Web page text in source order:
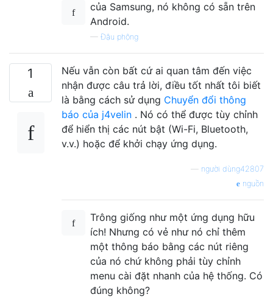
của Samsung, nó không có sẵn trên
Android.
— Đậu phộng
1
Nếu vẫn còn bất cứ ai quan tâm đến việc
nhận được câu trả lời, điều tốt nhất tôi biết
là bằng cách sử dụng Chuyển đổi thông
báo của j4velin . Nó có thể được tùy chỉnh
để hiển thị các nút bật (Wi-Fi, Bluetooth,
v.v.) hoặc để khởi chạy ứng dụng.
người dùng42807
nguồn
Trông giống như một ứng dụng hữu
ích! Nhưng có vẻ như nó chỉ thêm
một thông báo bằng các nút riêng
của nó chứ không phải tùy chỉnh
menu cài đặt nhanh của hệ thống. Có
đúng không?